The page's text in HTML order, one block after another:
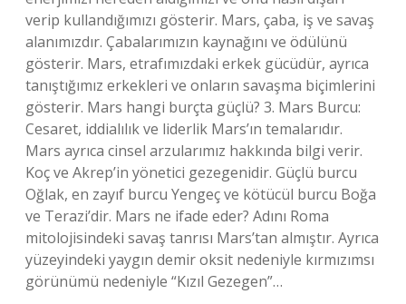
verip kullandığımızı gösterir. Mars, çaba, iş ve savaş
alanımızdır. Çabalarımızın kaynağını ve ödülünü
gösterir. Mars, etrafımızdaki erkek gücüdür, ayrıca
tanıştığımız erkekleri ve onların savaşma biçimlerini
gösterir. Mars hangi burçta güçlü? 3. Mars Burcu:
Cesaret, iddialılık ve liderlik Mars’ın temalarıdır.
Mars ayrıca cinsel arzularımız hakkında bilgi verir.
Koç ve Akrep’in yönetici gezegenidir. Güçlü burcu
Oğlak, en zayıf burcu Yengeç ve kötücül burcu Boğa
ve Terazi’dir. Mars ne ifade eder? Adını Roma
mitolojisindeki savaş tanrısı Mars’tan almıştır. Ayrıca
yüzeyindeki yaygın demir oksit nedeniyle kırmızımsı
görünümü nedeniyle “Kızıl Gezegen”…